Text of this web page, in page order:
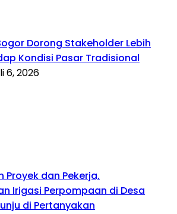
Dorong Stakeholder Lebih
Kondisi Pasar Tradisional
6, 2026
Proyek dan Pekerja,
Irigasi Perpompaan di Desa
di Pertanyakan